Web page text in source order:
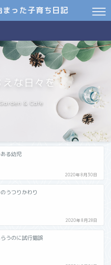
まった子育ち日記
な日々を
& Cafe
る幼児
2020年8月30日
うつりかわり
2020年8月28日
うのに試行錯誤